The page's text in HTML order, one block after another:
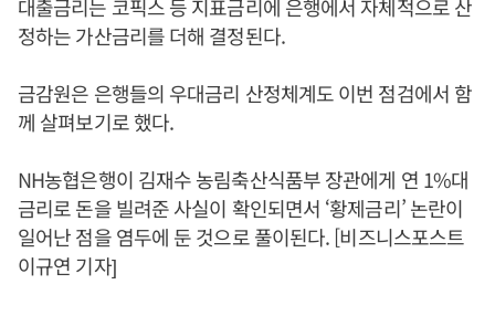
대출금리는 코픽스 등 지표금리에 은행에서 자체적으로 산
정하는 가산금리를 더해 결정된다.
금감원은 은행들의 우대금리 산정체계도 이번 점검에서 함
께 살펴보기로 했다.
NH농협은행이 김재수 농림축산식품부 장관에게 연 1%대
금리로 돈을 빌려준 사실이 확인되면서 ‘황제금리’ 논란이
일어난 점을 염두에 둔 것으로 풀이된다. [비즈니스포스트
이규연 기자]